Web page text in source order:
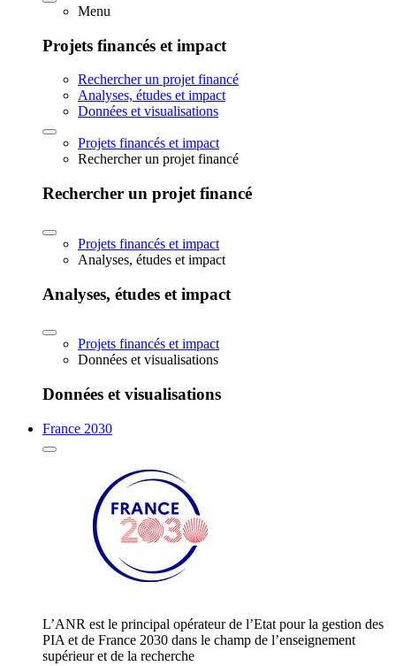
Menu
Projets financés et impact
Rechercher un projet financé
Analyses, études et impact
Données et visualisations
Projets financés et impact
Rechercher un projet financé
Rechercher un projet financé
Projets financés et impact
Analyses, études et impact
Analyses, études et impact
Projets financés et impact
Données et visualisations
Données et visualisations
France 2030
L’ANR est le principal opérateur de l’Etat pour la gestion des
PIA et de France 2030 dans le champ de l’enseignement
supérieur et de la recherche